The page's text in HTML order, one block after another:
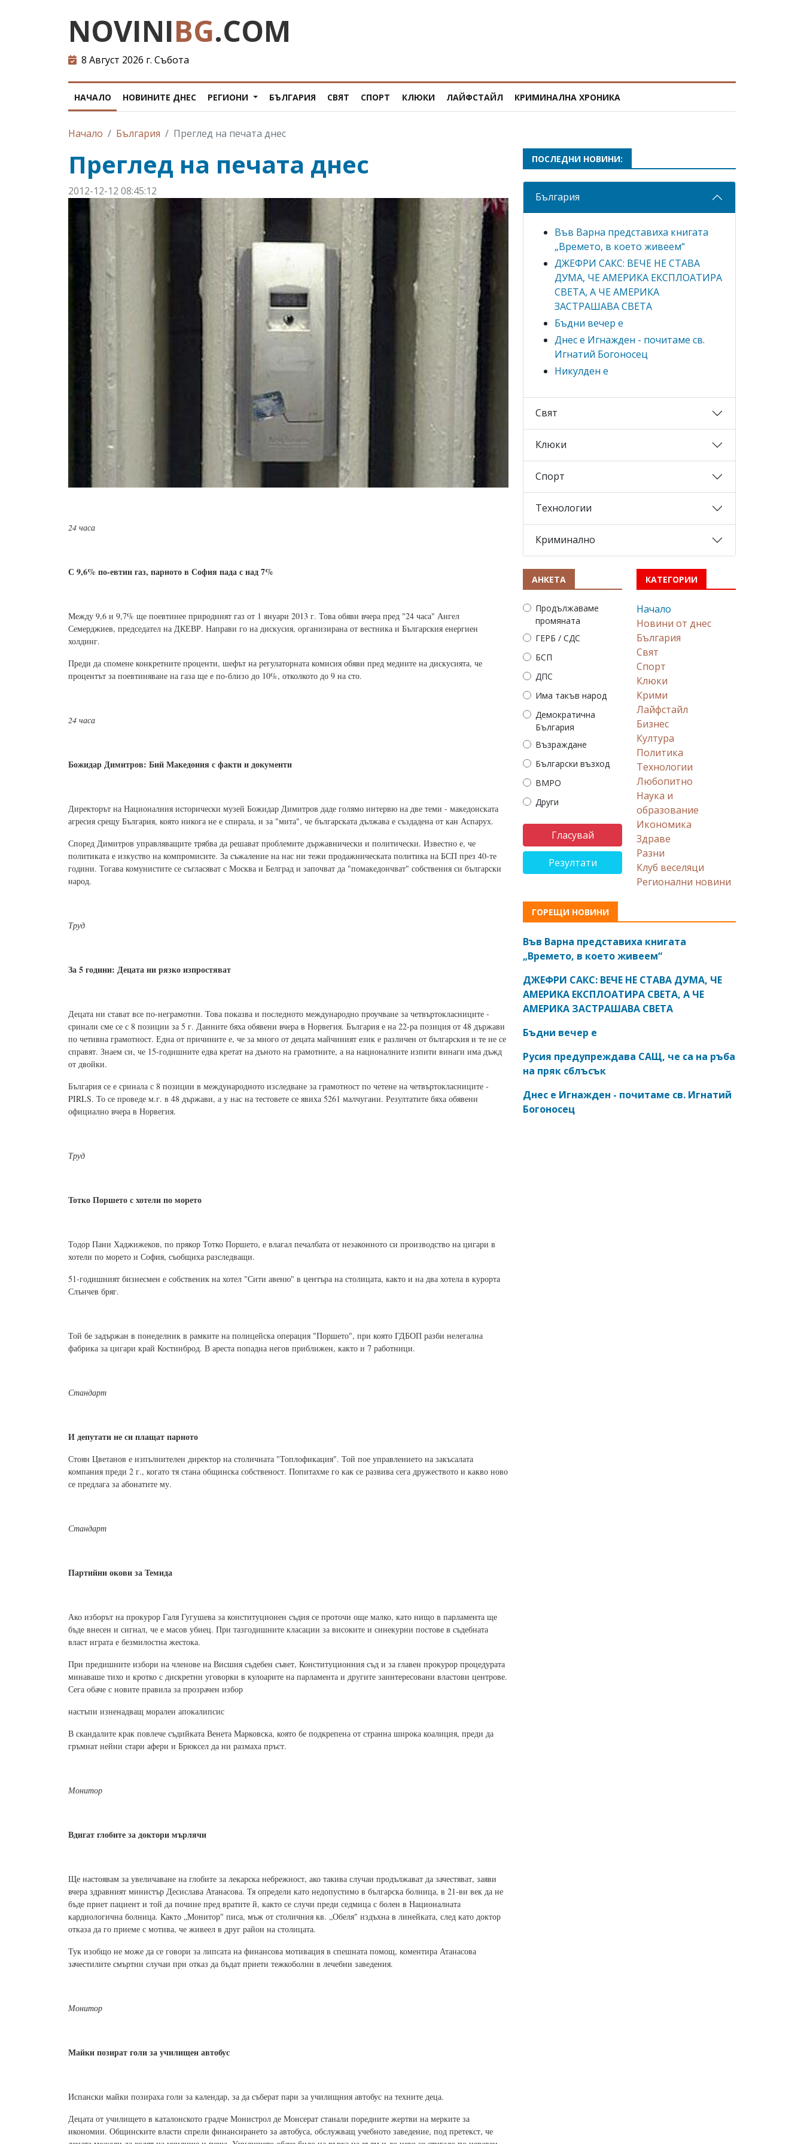
NOVINIBG.COM
8 Август 2026 г. Събота
НАЧАЛО НОВИНИТЕ ДНЕС РЕГИОНИ БЪЛГАРИЯ СВЯТ СПОРТ КЛЮКИ ЛАЙФСТАЙЛ КРИМИНАЛНА ХРОНИКА
Начало България Преглед на печата днес
Преглед на печата днес
2012-12-12 08:45:12
24 часа
С 9,6% по-евтин газ, парното в София пада с над 7%
Между 9,6 и 9,7% ще поевтинее природният газ от 1 януари 2013 г. Това обяви вчера пред "24 часа" Ангел
Семерджиев, председател на ДКЕВР. Направи го на дискусия, организирана от вестника и Българския енергиен
холдинг.
Преди да спомене конкретните проценти, шефът на регулаторната комисия обяви пред медиите на дискусията, че
процентът за поевтиняване на газа ще е по-близо до 10%, отколкото до 9 на сто.
24 часа
Божидар Димитров: Бий Македония с факти и документи
Директорът на Националния исторически музей Божидар Димитров даде голямо интервю на две теми - македонската
агресия срещу България, която никога не е спирала, и за "мита", че българската дължава е създадена от кан Аспарух.
Според Димитров управляващите трябва да решават проблемите държавнически и политически. Известно е, че
политиката е изкуство на компромисите. За съжаление на нас ни тежи продажническата политика на БСП през 40-те
години. Тогава комунистите се съгласяват с Москва и Белград и започват да "помакедончват" собствения си български
народ.
Труд
За 5 години: Децата ни рязко изпростяват
Децата ни стават все по-неграмотни. Това показва и последното международно проучване за четвъртокласниците -
сринали сме се с 8 позиции за 5 г. Данните бяха обявени вчера в Норвегия. България е на 22-ра позиция от 48 държави
по четивна грамотност. Една от причините е, че за много от децата майчиният език е различен от българския и те не се
справят. Знаем си, че 15-годишните едва кретат на дъното на грамотните, а на националните изпити винаги има дъжд
от двойки.
България се е сринала с 8 позиции в международното изследване за грамотност по четене на четвъртокласниците -
PIRLS. То се проведе м.г. в 48 държави, а у нас на тестовете се явиха 5261 малчугани. Резултатите бяха обявени
официално вчера в Норвегия.
Труд
Тотко Поршето с хотели по морето
Тодор Пани Хаджижеков, по прякор Тотко Поршето, е влагал печалбата от незаконното си производство на цигари в
хотели по морето и София, съобщиха разследващи.
51-годишният бизнесмен е собственик на хотел "Сити авеню" в центъра на столицата, както и на два хотела в курорта
Слънчев бряг.
Той бе задържан в понеделник в рамките на полицейска операция "Поршето", при която ГДБОП разби нелегална
фабрика за цигари край Костинброд. В ареста попадна негов приближен, както и 7 работници.
Стандарт
И депутати не си плащат парното
Стоян Цветанов е изпълнителен директор на столичната "Топлофикация". Той пое управлението на закъсалата
компания преди 2 г., когато тя стана общинска собственост. Попитахме го как се развива сега дружеството и какво ново
се предлага за абонатите му.
Стандарт
Партийни окови за Темида
Ако изборът на прокурор Галя Гугушева за конституционен съдия се проточи още малко, като нищо в парламента ще
бъде внесен и сигнал, че е масов убиец. При тазгодишните класации за високите и синекурни постове в съдебната
власт играта е безмилостна жестока.
При предишните избори на членове на Висшия съдебен съвет, Конституционния съд и за главен прокурор процедурата
минаваше тихо и кротко с дискретни уговорки в кулоарите на парламента и другите заинтересовани властови центрове.
Сега обаче с новите правила за прозрачен избор
настъпи изненадващ морален апокалипсис
В скандалите крак повлече съдийката Венета Марковска, която бе подкрепена от странна широка коалиция, преди да
гръмнат нейни стари афери и Брюксел да ни размаха пръст.
Монитор
Вдигат глобите за доктори мърлячи
Ще настоявам за увеличаване на глобите за лекарска небрежност, ако такива случаи продължават да зачестяват, заяви
вчера здравният министър Десислава Атанасова. Тя определи като недопустимо в българска болница, в 21-ви век да не
бъде приет пациент и той да почине пред вратите й, както се случи преди седмица с болен в Националната
кардиологична болница. Както „Монитор" писа, мъж от столичния кв. „Обеля" издъхна в линейката, след като доктор
отказа да го приеме с мотива, че живеел в друг район на столицата.
Тук изобщо не може да се говори за липсата на финансова мотивация в спешната помощ, коментира Атанасова
зачестилите смъртни случаи при отказ да бъдат приети тежкоболни в лечебни заведения.
Монитор
Майки позират голи за училищен автобус
Испански майки позираха голи за календар, за да съберат пари за училищния автобус на техните деца.
Децата от училището в каталонското градче Монистрол де Монсерат станали поредните жертви на мерките за
икономии. Общинските власти спрели финансирането за автобуса, обслужващ учебното заведение, под претекст, че
ПОСЛЕДНИ НОВИНИ:
България
Във Варна представиха книгата
„Времето, в което живеем“
ДЖЕФРИ САКС: ВЕЧЕ НЕ СТАВА
ДУМА, ЧЕ АМЕРИКА ЕКСПЛОАТИРА
СВЕТА, А ЧЕ АМЕРИКА
ЗАСТРАШАВА СВЕТА
Бъдни вечер е
Днес е Игнажден - почитаме св.
Игнатий Богоносец
Никулден е
Свят
Клюки
Спорт
Технологии
Криминално
АНКЕТА
Продължаваме
промяната
ГЕРБ / СДС
БСП
ДПС
Има такъв народ
Демократична
България
Възраждане
Български възход
ВМРО
Други
Резултати
КАТЕГОРИИ
Начало
Новини от днес
България
Свят
Спорт
Клюки
Крими
Лайфстайл
Бизнес
Култура
Политика
Технологии
Любопитно
Наука и
образование
Икономика
Здраве
Разни
Клуб веселяци
Регионални новини
ГОРЕЩИ НОВИНИ
Във Варна представиха книгата
„Времето, в което живеем“
ДЖЕФРИ САКС: ВЕЧЕ НЕ СТАВА ДУМА, ЧЕ
АМЕРИКА ЕКСПЛОАТИРА СВЕТА, А ЧЕ
АМЕРИКА ЗАСТРАШАВА СВЕТА
Бъдни вечер е
Русия предупреждава САЩ, че са на ръба
на пряк сблъсък
Днес е Игнажден - почитаме св. Игнатий
Богоносец